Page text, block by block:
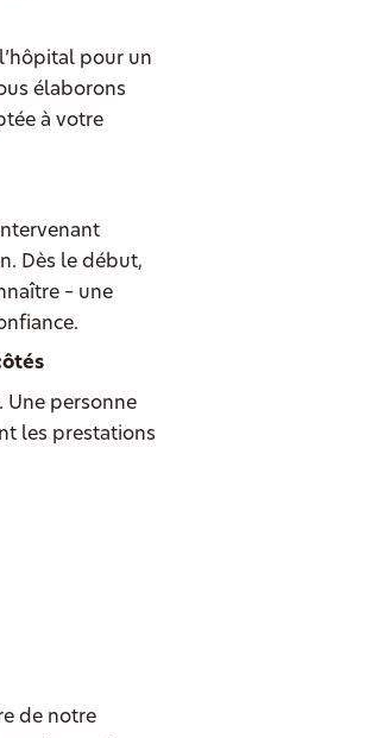
pour un
élaborons
à votre
Dès le début,
– une
Une personne
les prestations
de notre